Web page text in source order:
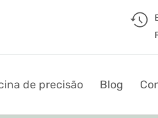
de precisão Blog